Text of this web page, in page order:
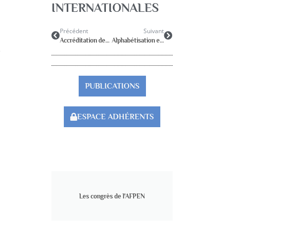
INTERNATIONALES
Précédent
Accréditation des cursus universitaires
Suivant
Alphabétisation et Education pour tous tout au long de la vie.
PUBLICATIONS
ESPACE ADHÉRENTS
Les congrès de l'AFPEN